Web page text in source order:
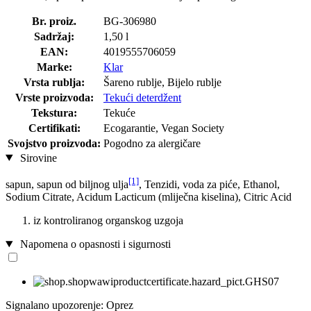
Br. proiz.
BG-306980
Sadržaj:
1,50 l
EAN:
4019555706059
Marke:
Klar
Vrsta rublja:
Šareno rublje, Bijelo rublje
Vrste proizvoda:
Tekući deterdžent
Tekstura:
Tekuće
Certifikati:
Ecogarantie, Vegan Society
Svojstvo proizvoda: Pogodno za alergičare
Sirovine
sapun, sapun od biljnog ulja[1], Tenzidi, voda za piće, Ethanol,
Sodium Citrate, Acidum Lacticum (mliječna kiselina), Citric Acid
iz kontroliranog organskog uzgoja
Napomena o opasnosti i sigurnosti
Signalano upozorenje: Oprez